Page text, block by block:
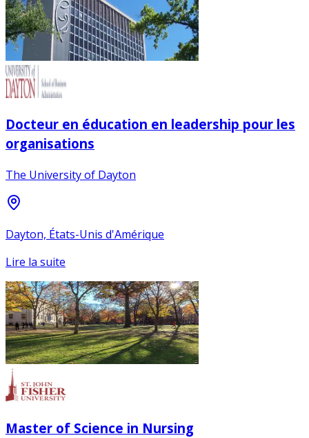
Docteur en éducation en leadership pour les
organisations
The University of Dayton
Dayton, États-Unis d'Amérique
Lire la suite
Master of Science in Nursing